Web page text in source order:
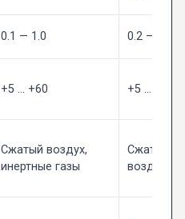
0.1 — 1.0 0.2 — 1.0
+5 ... +60 +5 ... +60
Сжатый воздух,
инертные газы
Сжатый
воздух